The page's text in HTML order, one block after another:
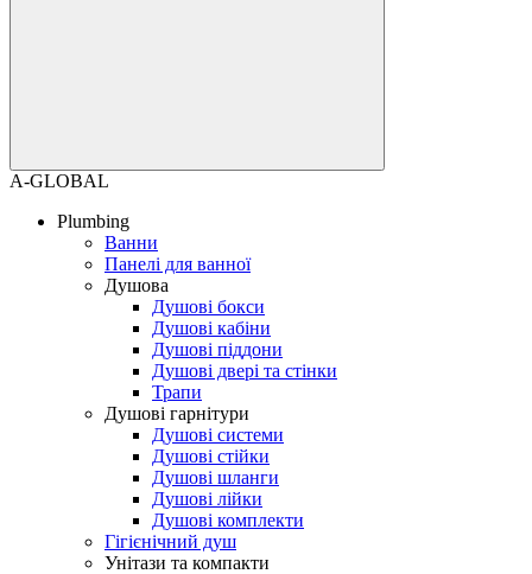
A-GLOBAL
Plumbing
Ванни
Панелі для ванної
Душова
Душові бокси
Душові кабіни
Душові піддони
Душові двері та стінки
Трапи
Душові гарнітури
Душові системи
Душові стійки
Душові шланги
Душові лійки
Душові комплекти
Гігієнічний душ
Унітази та компакти